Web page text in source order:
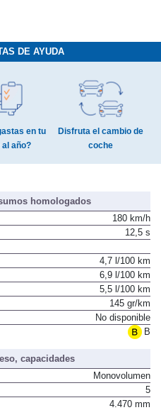
DE AYUDA
en tu
año?
Disfruta el cambio de
coche
homologados
180 km/h
12,5 s
4,7 l/100 km
6,9 l/100 km
5,5 l/100 km
145 gr/km
No disponible
B
capacidades
Monovolumen
5
4.470 mm